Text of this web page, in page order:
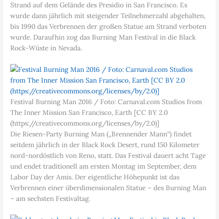
Strand auf dem Gelände des Presidio in San Francisco. Es
wurde dann jährlich mit steigender Teilnehmerzahl abgehalten,
bis 1990 das Verbrennen der großen Statue am Strand verboten
wurde. Daraufhin zog das Burning Man Festival in die Black
Rock-Wüste in Nevada.
Festival Burning Man 2016 / Foto: Carnaval.com Studios from
The Inner Mission San Francisco, Earth [CC BY 2.0
(https://creativecommons.org/licenses/by/2.0)]
Die Riesen-Party Burning Man („Brennender Mann“) findet
seitdem jährlich in der Black Rock Desert, rund 150 Kilometer
nord-nordöstlich von Reno, statt. Das Festival dauert acht Tage
und endet traditionell am ersten Montag im September, dem
Labor Day der Amis. Der eigentliche Höhepunkt ist das
Verbrennen einer überdimensionalen Statue – des Burning Man
– am sechsten Festivaltag.